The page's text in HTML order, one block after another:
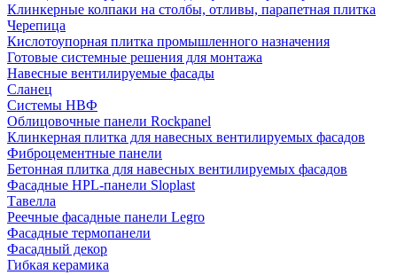
Клинкерные колпаки на столбы, отливы, парапетная плитка
Черепица
Кислотоупорная плитка промышленного назначения
Готовые системные решения для монтажа
Навесные вентилируемые фасады
Сланец
Системы НВФ
Облицовочные панели Rockpanel
Клинкерная плитка для навесных вентилируемых фасадов
Фиброцементные панели
Бетонная плитка для навесных вентилируемых фасадов
Фасадные HPL-панели Sloplast
Тавелла
Реечные фасадные панели Legro
Фасадные термопанели
Фасадный декор
Гибкая керамика